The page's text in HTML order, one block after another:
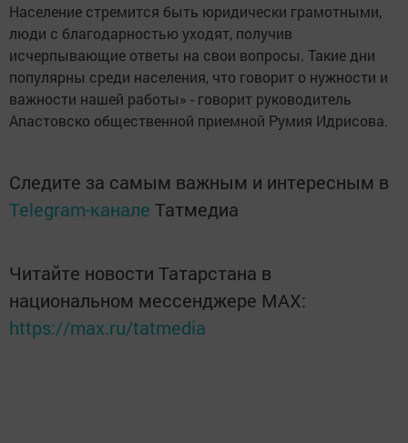
Население стремится быть юридически грамотными,
люди с благодарностью уходят, получив
исчерпывающие ответы на свои вопросы. Такие дни
популярны среди населения, что говорит о нужности и
важности нашей работы» - говорит руководитель
Апастовско общественной приемной Румия Идрисова.
Следите за самым важным и интересным в
Telegram-канале Татмедиа
Читайте новости Татарстана в
национальном мессенджере MАХ:
https://max.ru/tatmedia